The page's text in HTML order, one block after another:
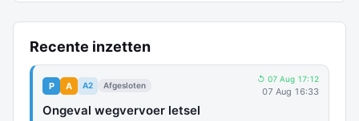
Recente inzetten
P A A2 Afgesloten
↺ 07 Aug 17:12
07 Aug 16:33
Ongeval wegvervoer letsel